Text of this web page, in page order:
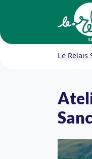
Le Relais